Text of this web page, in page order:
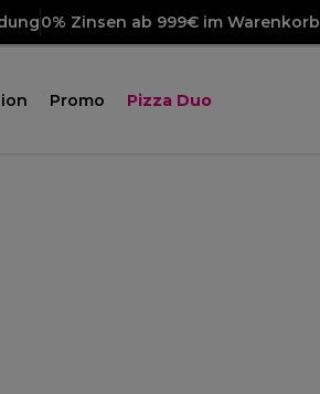
0% Zinsen ab 999€ im Warenkorb
Promo Pizza Duo